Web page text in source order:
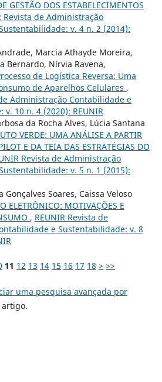
GESTÃO DOS ESTABELECIMENTOS
Revista de Administração
v. 4 n. 2 (2014):
Marcia Athayde Moreira,
Bernardo, Nírvia Ravena,
de Logística Reversa: Uma
de Aparelhos Celulares ,
Administração Contabilidade e
10 n. 4 (2020): REUNIR
da Rocha Alves, Lúcia Santana
VERDE: UMA ANÁLISE A PARTIR
E DA TEIA DAS ESTRATÉGIAS DO
Revista de Administração
v. 5 n. 1 (2015):
Gonçalves Soares, Caissa Veloso
ELETRÔNICO: MOTIVAÇÕES E
, REUNIR Revista de
e Sustentabilidade: v. 8
11 12 13 14 15 16 17 18 > >>
uma pesquisa avançada por